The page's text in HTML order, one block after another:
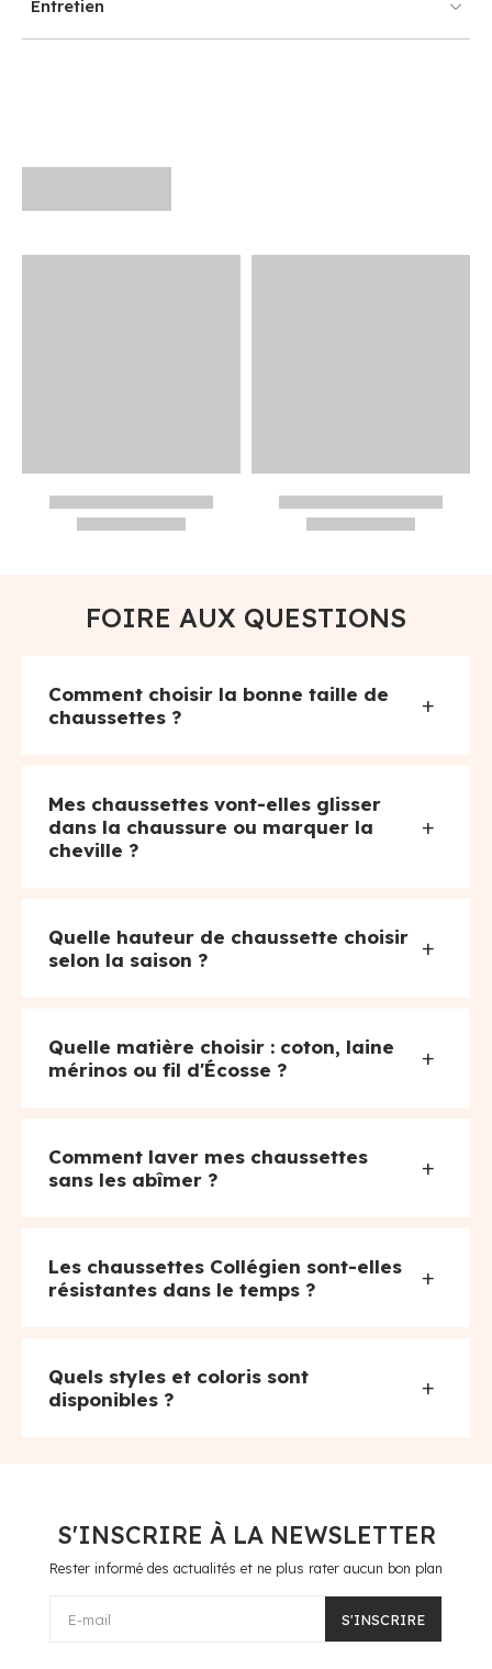
Entretien
FOIRE AUX QUESTIONS
Comment choisir la bonne taille de
chaussettes ?
+
Mes chaussettes vont-elles glisser
dans la chaussure ou marquer la
cheville ?
+
Quelle hauteur de chaussette choisir
selon la saison ?
+
Quelle matière choisir : coton, laine
mérinos ou fil d'Écosse ?
+
Comment laver mes chaussettes
sans les abîmer ?
+
Les chaussettes Collégien sont-elles
résistantes dans le temps ?
+
Quels styles et coloris sont
disponibles ?
+
S'INSCRIRE À LA NEWSLETTER
Rester informé des actualités et ne plus rater aucun bon plan
E-mail S'INSCRIRE